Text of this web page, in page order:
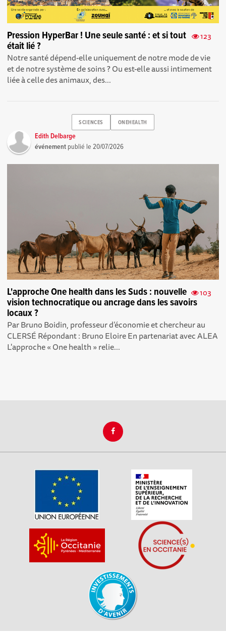
123
Pression HyperBar ! Une seule santé : et si tout
était lié ?
Notre santé dépend-elle uniquement de notre mode de vie
et de notre système de soins ? Ou est-elle aussi intimement
liée à celle des animaux, des...
SCIENCES ONEHEALTH
Edith Delbarge
événement publié le20/07/2026
103
L'approche One health dans les Suds : nouvelle
vision technocratique ou ancrage dans les savoirs
locaux ?
Par Bruno Boidin, professeur d’économie et chercheur au
CLERSÉ Répondant : Bruno Eloire En partenariat avec ALEA
L'approche « One health » relie...